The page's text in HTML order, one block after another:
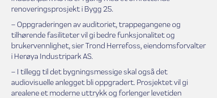
renoveringsprosjekt i Bygg 25.
– Oppgraderingen av auditoriet, trappegangene og
tilhørende fasiliteter vil gi bedre funksjonalitet og
brukervennlighet, sier Trond Herrefoss, eiendomsforvalter
i Herøya Industripark AS.
– I tillegg til det bygningsmessige skal også det
audiovisuelle anlegget bli oppgradert. Prosjektet vil gi
arealene et moderne uttrykk og forlenger levetiden